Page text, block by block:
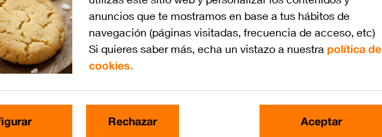
anuncios que te mostramos en base a tus hábitos de
navegación (páginas visitadas, frecuencia de acceso, etc)
Si quieres saber más, echa un vistazo a nuestra política de
cookies.
Rechazar Aceptar